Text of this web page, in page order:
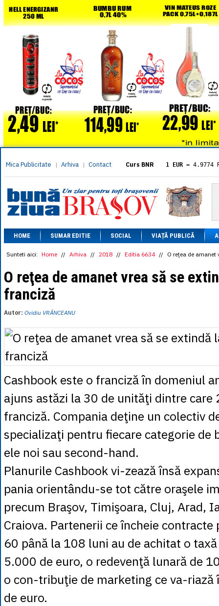
Mica Publicitate | Arhiva | Contact Curs BNR 1 EUR = 4.9774
= 5.8304
1 XAU= 464.4611
1 AED= 1.1933
1 AUD= 2.7957
1 BGN= 2.5449
1 CAD= 3.1559
1 CHF= 5.2813
1 CNY= 0.6015
= 0.6668
1 EGP= 0.0860
= 0.2227
1 NOK= 0.4191
1 RSD= 0.0425
1 RUB= 0.0530
1 SEK= 0.4526
1 TRY
= 0.1141
1 UAH= 0.1048
1 XDR
= 5.9383
1 ZAR= 0.2318
HOME SUMAR EDITIE SOCIAL VIAȚĂ PUBLICĂ
Sunteti aici: Home // Arhiva // 2018 // Editia 6634 // O reţea de
O reţea de amanet vrea să se
franciză
Autor: Ovidiu VRÂNCEANU
Cashbook este o franciză în domeniul
ajuns astăzi la 30 de unităţi dintre care
franciză. Compania deţine un colectiv
specializaţi pentru fiecare categorie de
ele noi sau second-hand.
Planurile Cashbook vi-zează însă
pania orientându-se tot către oraşele
precum Braşov, Timişoara, Cluj, Arad,
Craiova. Partenerii ce încheie contracte
60 până la 108 luni au de achitat o
5.000 de euro, o redevenţă lunară de
o con-tribuţie de marketing ce va-
de euro.